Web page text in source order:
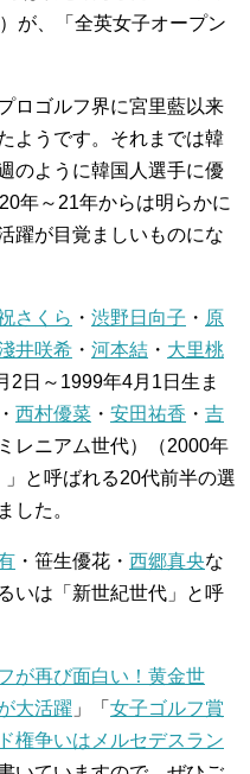
）が、「全英女子オープン
ロゴルフ界に宮里藍以来
ようです。それまでは韓
のように韓国人選手に優
年～21年からは明らかに
躍が目覚ましいものにな
さくら ・ 渋野日向子 ・ 原
井咲希 ・ 河本結 ・ 大里桃
2日～1999年4月1日生ま
・ 西村優菜 ・ 安田祐香 ・ 吉
レニアム世代）（2000年
と呼ばれる20代前半の選
した。
・笹生優花・ 西郷真央な
いは「新世紀世代」と呼
が再び面白い！黄金世
大活躍 」「 女子ゴルフ賞
権争いはメルセデスラン